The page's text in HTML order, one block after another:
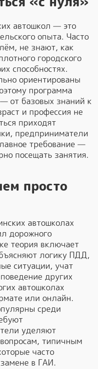
автошкол — это
опыта. Часто
не знают, как
городского
способностях.
ориентированы
программа
от базовых знаний к
и профессия не
приходят
предприниматели
требование —
посещать занятия.
просто
автошколах
дорожного
теория включает
логику ПДД,
ситуации, учат
других
автошколах
или онлайн.
среди
уделяют
типичным
часто
в ГАИ.